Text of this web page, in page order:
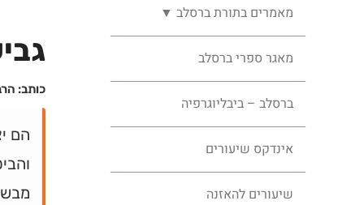
מאמרים בתורת ברסלב ▼
מאגר ספרי ברסלב
ברסלב – ביבליוגרפיה
אינדקס שיעורים
שיעורים להאזנה
כותב:
הם